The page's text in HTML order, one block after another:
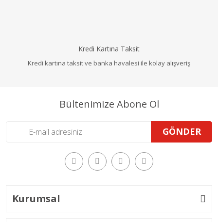
Kredi Kartına Taksit
Kredi kartına taksit ve banka havalesi ile kolay alışveriş
Bültenimize Abone Ol
GÖNDER
Kurumsal